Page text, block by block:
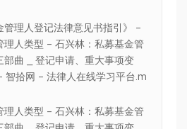
管理人登记法律意见书指引》 –
理人类型 – 石兴林：私募基金管
部曲 _ 登记申请、重大事项变
智拾网 – 法律人在线学习平台.m
理人类型 – 石兴林：私募基金管